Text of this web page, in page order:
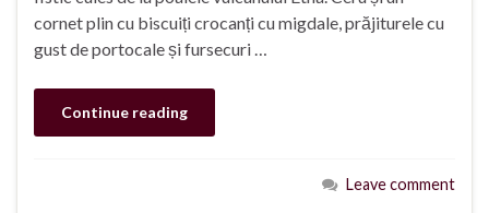
cornet plin cu biscuiți crocanți cu migdale, prăjiturele cu
gust de portocale și fursecuri …
Continue reading
Leave comment